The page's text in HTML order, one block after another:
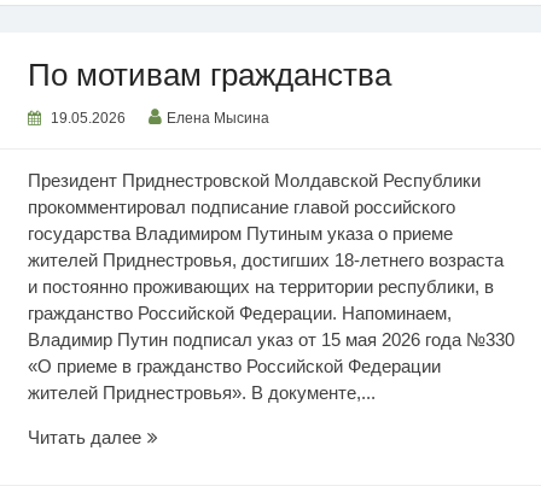
По мотивам гражданства
19.05.2026 Елена Мысина
Президент Приднестровской Молдавской Республики
прокомментировал подписание главой российского
государства Владимиром Путиным указа о приеме
жителей Приднестровья, достигших 18-летнего возраста
и постоянно проживающих на территории республики, в
гражданство Российской Федерации. Напоминаем,
Владимир Путин подписал указ от 15 мая 2026 года №330
«О приеме в гражданство Российской Федерации
жителей Приднестровья». В документе,...
Читать далееПо